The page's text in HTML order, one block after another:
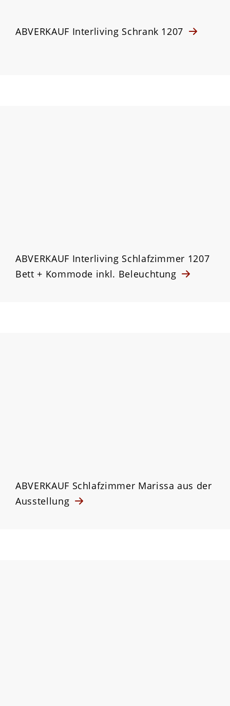
ABVERKAUF Interliving Schrank 1207
ABVERKAUF Interliving Schlafzimmer 1207
Bett + Kommode inkl. Beleuchtung
ABVERKAUF Schlafzimmer Marissa aus der
Ausstellung